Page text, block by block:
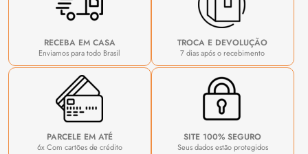
RECEBA EM CASA
Enviamos para todo Brasil
TROCA E DEVOLUÇÃO
7 dias após o recebimento
PARCELE EM ATÉ
6x Com cartões de crédito
SITE 100% SEGURO
Seus dados estão protegidos